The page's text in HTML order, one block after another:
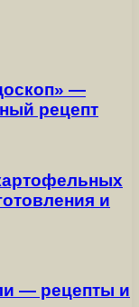
—
рецепт
и
— рецепты и